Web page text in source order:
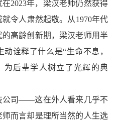
在2023年，梁汉老师仍然获得
令人肃然起敬。从1970年代
的高龄创新期，梁汉老师用半
动诠释了什么是“生命不息，
为后辈学人树立了光辉的典
公司——这在外人看来几乎不
而言却是理所当然的人生选